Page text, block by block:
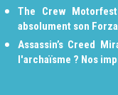
The Crew
absolument son
Assassin’s Creed
l'archaïsme ? Nos